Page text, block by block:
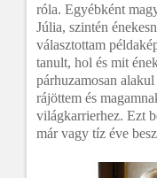
róla. Egyébként
Júlia, szintén
választottam
tanult, hol és mit
párhuzamosan
rájöttem és
világkarrierhez. Ezt
már vagy tíz éve